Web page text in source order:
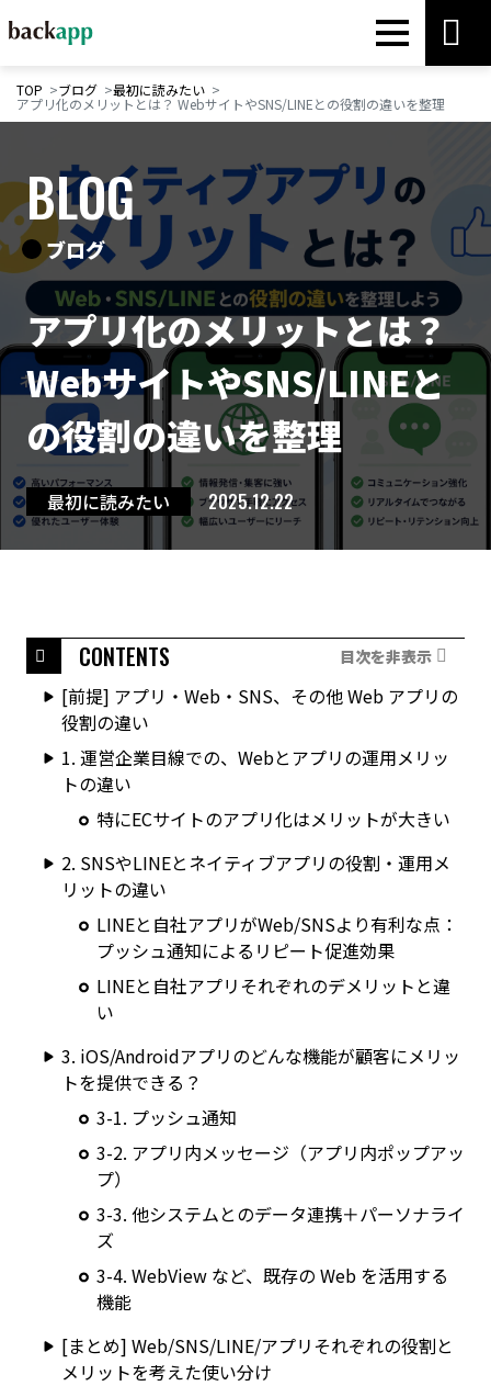
TOP ブログ 最初に読みたい
アプリ化のメリットとは？ WebサイトやSNS/LINEとの役割の違いを整理
BLOG
ブログ
アプリ化のメリットとは？
WebサイトやSNS/LINEと
の役割の違いを整理
最初に読みたい 2025.12.22
CONTENTS 目次を非表示
[前提] アプリ・Web・SNS、その他 Web アプリの
役割の違い
1. 運営企業目線での、Webとアプリの運用メリッ
トの違い
特にECサイトのアプリ化はメリットが大きい
2. SNSやLINEとネイティブアプリの役割・運用メ
リットの違い
LINEと自社アプリがWeb/SNSより有利な点：
プッシュ通知によるリピート促進効果
LINEと自社アプリそれぞれのデメリットと違
い
3. iOS/Androidアプリのどんな機能が顧客にメリッ
トを提供できる？
3-1. プッシュ通知
3-2. アプリ内メッセージ（アプリ内ポップアッ
プ）
3-3. 他システムとのデータ連携＋パーソナライ
ズ
3-4. WebView など、既存の Web を活用する
機能
[まとめ] Web/SNS/LINE/アプリそれぞれの役割と
メリットを考えた使い分け